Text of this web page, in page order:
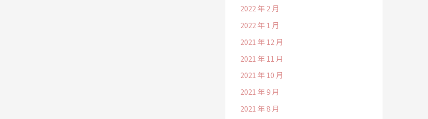
2022 年 2 月
2022 年 1 月
2021 年 12 月
2021 年 11 月
2021 年 10 月
2021 年 9 月
2021 年 8 月